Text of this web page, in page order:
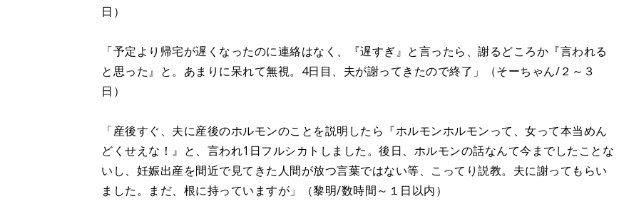
日）
「予定より帰宅が遅くなったのに連絡はなく、『遅すぎ』と言ったら、謝るどころか『言われる
と思った』と。あまりに呆れて無視。4日目、夫が謝ってきたので終了」（そーちゃん/２～３
日）
「産後すぐ、夫に産後のホルモンのことを説明したら『ホルモンホルモンって、女って本当めん
どくせえな！』と、言われ1日フルシカトしました。後日、ホルモンの話なんて今までしたことな
いし、妊娠出産を間近で見てきた人間が放つ言葉ではない等、こってり説教。夫に謝ってもらい
ました。まだ、根に持っていますが」（黎明/数時間～１日以内）